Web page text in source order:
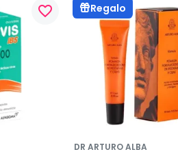
favorite_border Regalo
DR ARTURO ALBA